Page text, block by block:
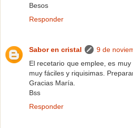
Besos
Responder
Sabor en cristal
9 de
El recetario que emplee, es
muy fáciles y riquisimas.
Gracias María.
Bss
Responder